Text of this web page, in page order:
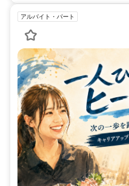
アルバイト・パート